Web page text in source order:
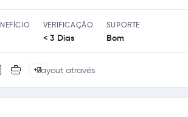
VERIFICAÇÃO
< 3 Dias
SUPORTE
Bom
+3Payout através